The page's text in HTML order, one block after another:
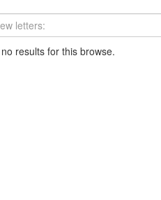
results for this browse.